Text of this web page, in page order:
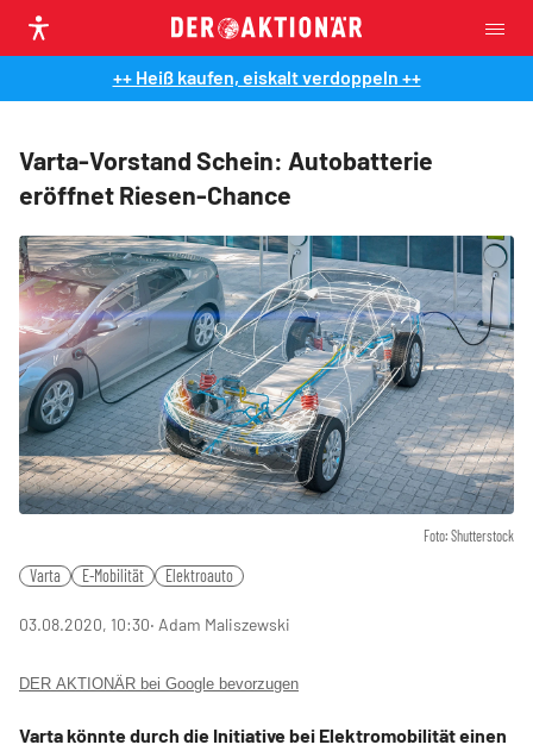
++ Heiß kaufen, eiskalt verdoppeln ++
Varta-Vorstand Schein: Autobatterie
eröffnet Riesen-Chance
Foto: Shutterstock
Varta E-Mobilität Elektroauto
03.08.2020, 10:30‧ Adam Maliszewski
DER AKTIONÄR bei Google bevorzugen
Varta könnte durch die Initiative bei Elektromobilität einen